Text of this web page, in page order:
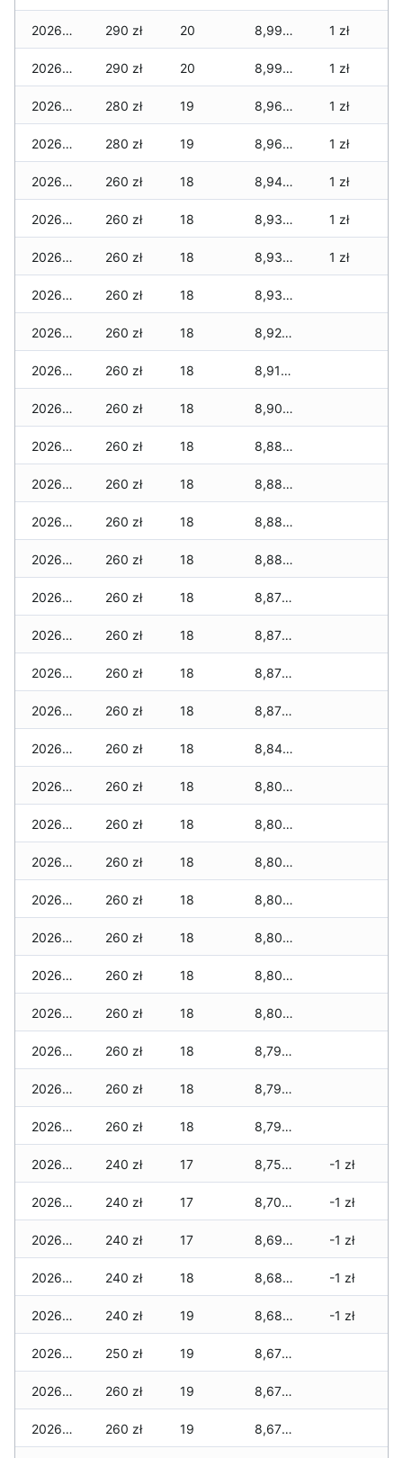
2026-02-13 290 zł 20 8,990 zł 1 zł
2026-02-12 290 zł 20 8,990 zł 1 zł
2026-02-11 280 zł 19 8,960 zł 1 zł
2026-02-10 280 zł 19 8,960 zł 1 zł
2026-02-09 260 zł 18 8,940 zł 1 zł
2026-02-08 260 zł 18 8,930 zł 1 zł
2026-02-07 260 zł 18 8,930 zł 1 zł
2026-02-06 260 zł 18 8,930 zł
2026-02-05 260 zł 18 8,920 zł
2026-02-04 260 zł 18 8,910 zł
2026-02-03 260 zł 18 8,900 zł
2026-02-02 260 zł 18 8,880 zł
2026-02-01 260 zł 18 8,880 zł
2026-01-31 260 zł 18 8,880 zł
2026-01-30 260 zł 18 8,880 zł
2026-01-29 260 zł 18 8,870 zł
2026-01-28 260 zł 18 8,870 zł
2026-01-27 260 zł 18 8,870 zł
2026-01-26 260 zł 18 8,870 zł
2026-01-25 260 zł 18 8,840 zł
2026-01-24 260 zł 18 8,800 zł
2026-01-23 260 zł 18 8,800 zł
2026-01-22 260 zł 18 8,800 zł
2026-01-21 260 zł 18 8,800 zł
2026-01-20 260 zł 18 8,800 zł
2026-01-19 260 zł 18 8,800 zł
2026-01-18 260 zł 18 8,800 zł
2026-01-17 260 zł 18 8,790 zł
2026-01-16 260 zł 18 8,790 zł
2026-01-15 260 zł 18 8,790 zł
2026-01-14 240 zł 17 8,750 zł -1 zł
2026-01-13 240 zł 17 8,700 zł -1 zł
2026-01-12 240 zł 17 8,690 zł -1 zł
2026-01-11 240 zł 18 8,680 zł -1 zł
2026-01-09 240 zł 19 8,680 zł -1 zł
2026-01-08 250 zł 19 8,670 zł
2026-01-07 260 zł 19 8,670 zł
2026-01-06 260 zł 19 8,670 zł